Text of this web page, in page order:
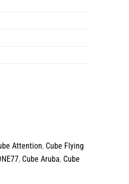
Attention, Cube Flying
, Cube Aruba, Cube